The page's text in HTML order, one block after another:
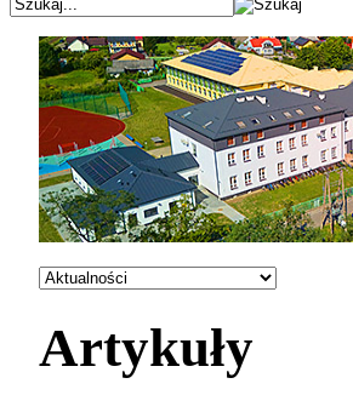
Artykuły